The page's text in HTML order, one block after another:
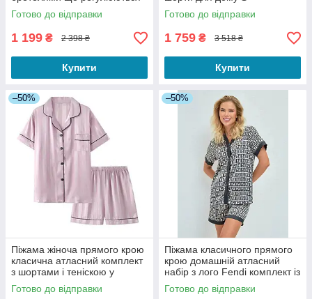
колір рожевий S
Готово до відправки
1 199 ₴ 2 398 ₴
Купити
Готово до відправки
1 759 ₴ 3 518 ₴
Купити
–50%
Піжама жіноча прямого крою
класична атласний комплект
з шортами і теніскою у
смужку з кантом рожева M
Готово до відправки
–50%
Піжама класичного прямого
крою домашній атласний
набір з лого Fendi комплект із
шортами та теніскою сірий M
Готово до відправки